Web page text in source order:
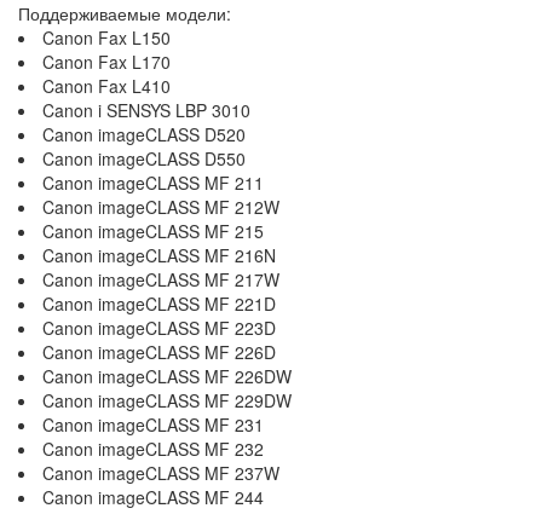
Поддерживаемые модели:
Canon Fax L150
Canon Fax L170
Canon Fax L410
Canon i SENSYS LBP 3010
Canon imageCLASS D520
Canon imageCLASS D550
Canon imageCLASS MF 211
Canon imageCLASS MF 212W
Canon imageCLASS MF 215
Canon imageCLASS MF 216N
Canon imageCLASS MF 217W
Canon imageCLASS MF 221D
Canon imageCLASS MF 223D
Canon imageCLASS MF 226D
Canon imageCLASS MF 226DW
Canon imageCLASS MF 229DW
Canon imageCLASS MF 231
Canon imageCLASS MF 232
Canon imageCLASS MF 237W
Canon imageCLASS MF 244